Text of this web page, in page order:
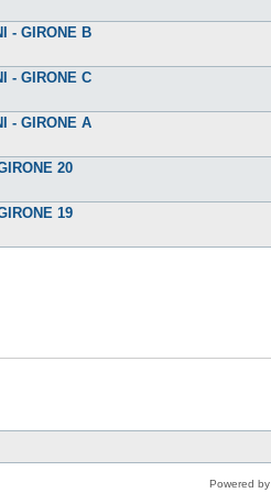
- GIRONE B
- GIRONE C
- GIRONE A
20
19
Powered by